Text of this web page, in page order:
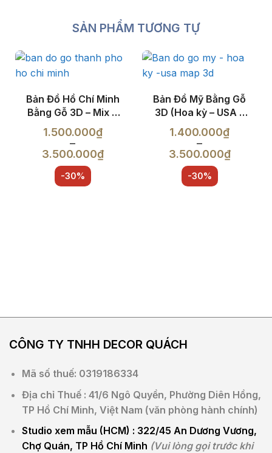
SẢN PHẨM TƯƠNG TỰ
Bản Đồ Hồ Chí Minh
Bằng Gỗ 3D – Mix 6
màu – Flower
1.500.000₫
–
3.500.000₫
Khoảng
giá:
từ
Bản Đồ Mỹ Bằng Gỗ
3D (Hoa kỳ – USA –
American Map)
1.400.000₫
–
3.500.000₫
Khoảng
giá:
từ
CÔNG TY TNHH DECOR QUÁCH
Mã số thuế: 0319186334
Địa chỉ Thuế : 41/6 Ngô Quyền, Phường Diên Hồng,
TP Hồ Chí Minh, Việt Nam (văn phòng hành chính)
Studio xem mẫu (HCM) : 322/45 An Dương Vương,
Chợ Quán, TP Hồ Chí Minh (Vui lòng gọi trước khi